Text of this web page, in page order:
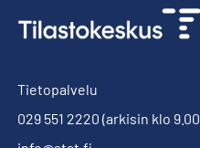
Tietopalvelu
029 551 2220 (arkisin klo